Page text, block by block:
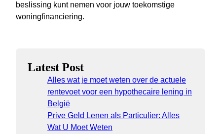
beslissing kunt nemen voor jouw toekomstige
woningfinanciering.
Latest Post
Alles wat je moet weten over de actuele
rentevoet voor een hypothecaire lening in
België
Prive Geld Lenen als Particulier: Alles
Wat U Moet Weten